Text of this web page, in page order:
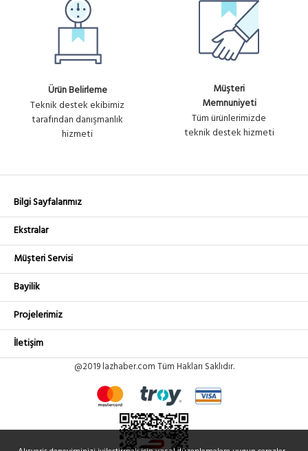
Ürün Belirleme
Teknik destek ekibimiz
tarafından danışmanlık
hizmeti
Müşteri
Memnuniyeti
Tüm ürünlerimizde
teknik destek hizmeti
Bilgi Sayfalarımız
Ekstralar
Müşteri Servisi
Bayilik
Projelerimiz
İletişim
@2019 lazhaber.com Tüm Hakları Saklıdır.